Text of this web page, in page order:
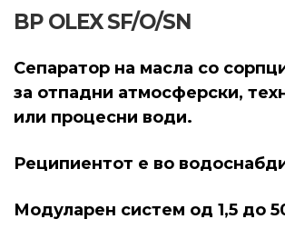
BP OLEX SF/O/SN
Сепаратор на масла со
за отпадни атмосферски,
или процесни води.
Реципиентот е во
Модуларен систем од 1,5 до